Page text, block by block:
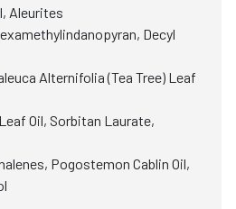
Aleurites
Decyl
Alternifolia (Tea Tree) Leaf
Oil, Sorbitan Laurate,
Pogostemon Cablin Oil,